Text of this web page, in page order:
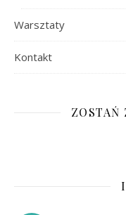
Warsztaty
Kontakt
ZOSTAŃ